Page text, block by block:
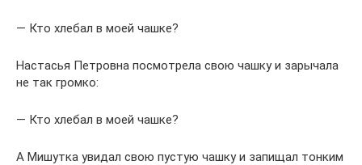
— Кто хлебал в моей чашке?
Настасья Петровна посмотрела свою чашку и зарычала
не так громко:
— Кто хлебал в моей чашке?
А Мишутка увидал свою пустую чашку и запищал тонким